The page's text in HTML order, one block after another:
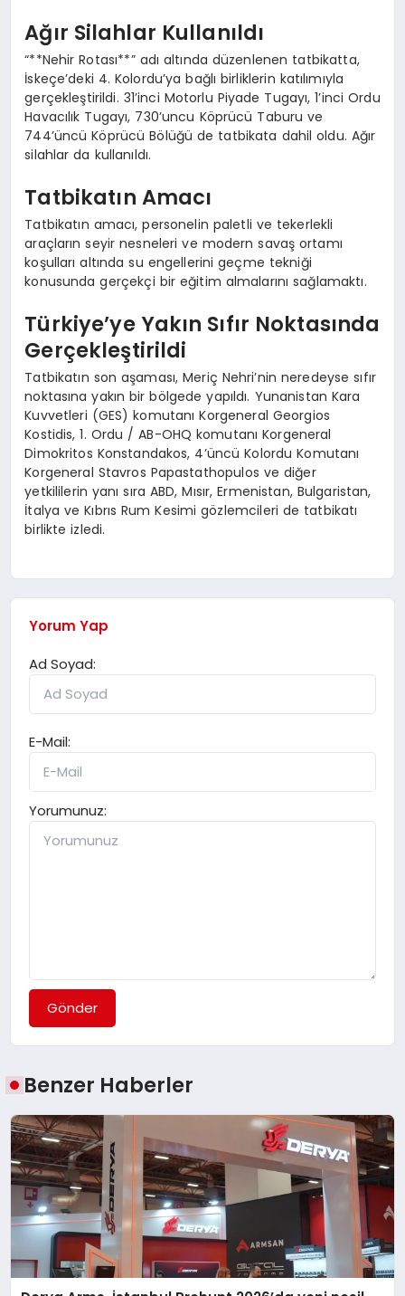
Ağır Silahlar Kullanıldı
“**Nehir Rotası**” adı altında düzenlenen tatbikatta,
İskeçe’deki 4. Kolordu’ya bağlı birliklerin katılımıyla
gerçekleştirildi. 31’inci Motorlu Piyade Tugayı, 1’inci Ordu
Havacılık Tugayı, 730’uncu Köprücü Taburu ve
744’üncü Köprücü Bölüğü de tatbikata dahil oldu. Ağır
silahlar da kullanıldı.
Tatbikatın Amacı
Tatbikatın amacı, personelin paletli ve tekerlekli
araçların seyir nesneleri ve modern savaş ortamı
koşulları altında su engellerini geçme tekniği
konusunda gerçekçi bir eğitim almalarını sağlamaktı.
Türkiye’ye Yakın Sıfır Noktasında
Gerçekleştirildi
Tatbikatın son aşaması, Meriç Nehri’nin neredeyse sıfır
noktasına yakın bir bölgede yapıldı. Yunanistan Kara
Kuvvetleri (GES) komutanı Korgeneral Georgios
Kostidis, 1. Ordu / AB-OHQ komutanı Korgeneral
Dimokritos Konstandakos, 4’üncü Kolordu Komutanı
Korgeneral Stavros Papastathopulos ve diğer
yetkililerin yanı sıra ABD, Mısır, Ermenistan, Bulgaristan,
İtalya ve Kıbrıs Rum Kesimi gözlemcileri de tatbikatı
birlikte izledi.
Yorum Yap
Ad Soyad:
E-Mail:
Yorumunuz:
Gönder
Benzer Haberler